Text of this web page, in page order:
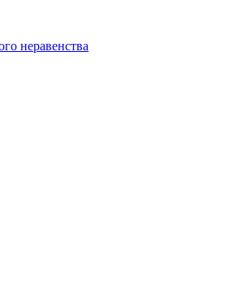
неравенства